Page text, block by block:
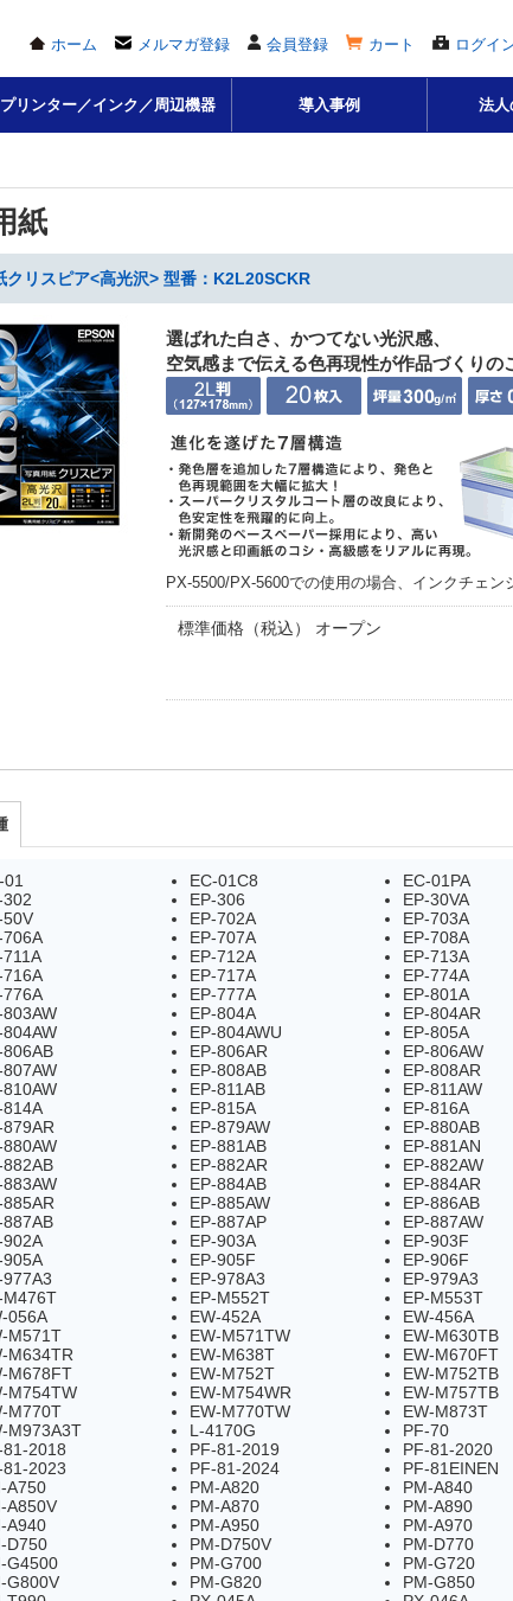
ホーム メルマガ登録 会員登録 カート ログイ
プリンター／インク／周辺機器 導入事例 法人
紙
クリスピア<高光沢> 型番：K2L20SCKR
選ばれた白さ、かつてない光沢感、
空気感まで伝える色再現性が作品づくりの
PX-5500/PX-5600での使用の場合、インクチェ
標準価格（税込） オープン
01 EC-01C8 EC-01PA
302
EP-306 EP-30VA
50V
EP-702A EP-703A
706A
EP-707A EP-708A
711A
EP-712A EP-713A
716A
EP-717A EP-774A
776A
EP-777A EP-801A
803AW
EP-804A EP-804AR
804AW
EP-804AWU EP-805A
806AB
EP-806AR EP-806AW
807AW
EP-808AB EP-808AR
810AW
EP-811AB EP-811AW
814A
EP-815A EP-816A
879AR
EP-879AW EP-880AB
880AW
EP-881AB EP-881AN
882AB
EP-882AR EP-882AW
883AW
EP-884AB EP-884AR
885AR
EP-885AW EP-886AB
887AB
EP-887AP EP-887AW
902A
EP-903A EP-903F
905A
EP-905F EP-906F
977A3
EP-978A3 EP-979A3
M476T
EP-M552T EP-M553T
056A
EW-452A EW-456A
M571T
EW-M571TW EW-M630TB
M634TR
EW-M638T EW-M670FT
M678FT
EW-M752T EW-M752TB
M754TW
EW-M754WR EW-M757TB
M770T
EW-M770TW EW-M873T
M973A3T
L-4170G PF-70
81-2018
PF-81-2019 PF-81-2020
81-2023
PF-81-2024 PF-81EINEN
A750
PM-A820 PM-A840
A850V
PM-A870 PM-A890
A940
PM-A950 PM-A970
D750
PM-D750V PM-D770
G4500
PM-G700 PM-G720
G800V
PM-G820 PM-G850